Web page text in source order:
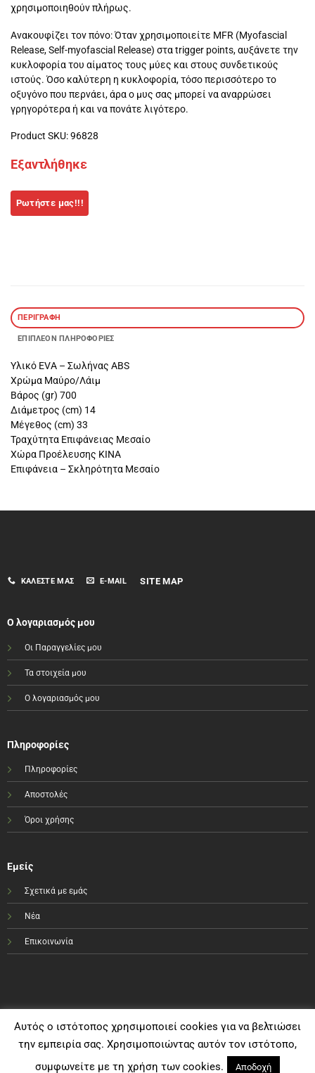
χρησιμοποιηθούν πλήρως.
Ανακουφίζει τον πόνο: Όταν χρησιμοποιείτε MFR (Myofascial
Release, Self-myofascial Release) στα trigger points, αυξάνετε την
κυκλοφορία του αίματος τους μύες και στους συνδετικούς
ιστούς. Όσο καλύτερη η κυκλοφορία, τόσο περισσότερο το
οξυγόνο που περνάει, άρα ο μυς σας μπορεί να αναρρώσει
γρηγορότερα ή και να πονάτε λιγότερο.
Product SKU: 96828
Εξαντλήθηκε
ΠΕΡΙΓΡΑΦΉ
ΕΠΙΠΛΈΟΝ ΠΛΗΡΟΦΟΡΊΕΣ
Υλικό EVA – Σωλήνας ABS
Χρώμα Μαύρο/Λάιμ
Βάρος (gr) 700
Διάμετρος (cm) 14
Μέγεθος (cm) 33
Τραχύτητα Επιφάνειας Μεσαίο
Χώρα Προέλευσης ΚΙΝΑ
Επιφάνεια – Σκληρότητα Μεσαίο
ΚΑΛΈΣΤΕ ΜΑΣ E-MAIL SITE MAP
Ο λογαριασμός μου
Οι Παραγγελίες μου
Τα στοιχεία μου
Ο λογαριασμός μου
Πληροφορίες
Πληροφορίες
Αποστολές
Όροι χρήσης
Εμείς
Σχετικά με εμάς
Νέα
Επικοινωνία
Αυτός ο ιστότοπος χρησιμοποιεί cookies για να βελτιώσει
την εμπειρία σας. Χρησιμοποιώντας αυτόν τον ιστότοπο,
συμφωνείτε με τη χρήση των cookies.
Αποδοχή